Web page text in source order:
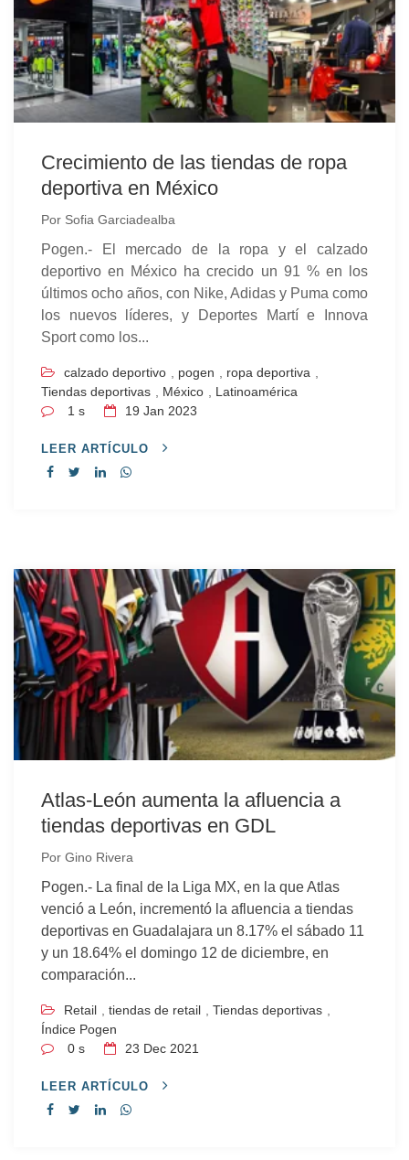
Crecimiento de las tiendas de ropa
deportiva en México
Por Sofia Garciadealba
Pogen.- El mercado de la ropa y el calzado
deportivo en México ha crecido un 91 % en los
últimos ocho años, con Nike, Adidas y Puma como
los nuevos líderes, y Deportes Martí e Innova
Sport como los...
calzado deportivo pogen ropa deportiva
Tiendas deportivas
México
Latinoamérica
1 s
19 Jan 2023
LEER ARTÍCULO
Atlas-León aumenta la afluencia a
tiendas deportivas en GDL
Por Gino Rivera
Pogen.- La final de la Liga MX, en la que Atlas
venció a León, incrementó la afluencia a tiendas
deportivas en Guadalajara un 8.17% el sábado 11
y un 18.64% el domingo 12 de diciembre, en
comparación...
Retail tiendas de retail Tiendas deportivas
Índice Pogen
0 s
23 Dec 2021
LEER ARTÍCULO